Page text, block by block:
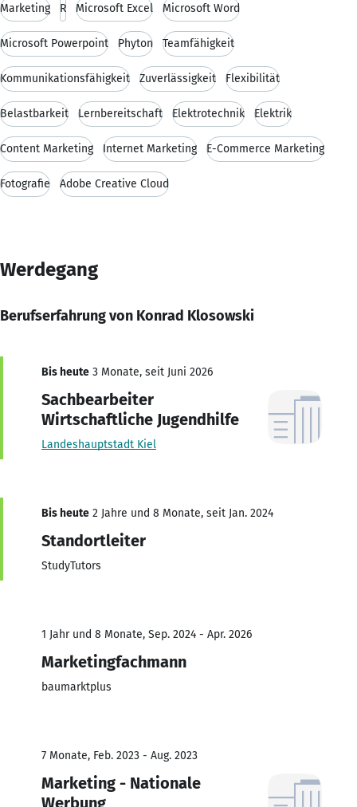
Marketing R Microsoft Excel Microsoft Word
Microsoft Powerpoint Phyton Teamfähigkeit
Kommunikationsfähigkeit Zuverlässigkeit Flexibilität
Belastbarkeit Lernbereitschaft Elektrotechnik Elektrik
Content Marketing Internet Marketing E-Commerce Marketing
Fotografie Adobe Creative Cloud
Werdegang
Berufserfahrung von Konrad Klosowski
Bis heute 3 Monate, seit Juni 2026
Sachbearbeiter
Wirtschaftliche Jugendhilfe
Landeshauptstadt Kiel
Bis heute 2 Jahre und 8 Monate, seit Jan. 2024
Standortleiter
StudyTutors
1 Jahr und 8 Monate, Sep. 2024 - Apr. 2026
Marketingfachmann
baumarktplus
7 Monate, Feb. 2023 - Aug. 2023
Marketing - Nationale
Werbung